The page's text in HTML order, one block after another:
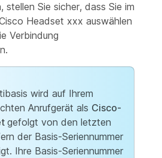
stellen Sie sicher, dass Sie im
Headset xxx auswählen
Verbindung
wird auf Ihrem
Anrufgerät als Cisco-
gefolgt von den letzten
der Basis-Seriennummer
Ihre Basis-Seriennummer